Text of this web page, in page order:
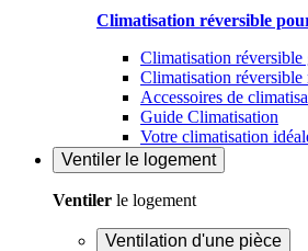
Climatisation réversible
Climatisation réversible
Climatisation
Accessoires de
Guide Climatisation
Votre climatisation
Ventiler le logement
Ventiler le logement
Ventilation d'une pièce